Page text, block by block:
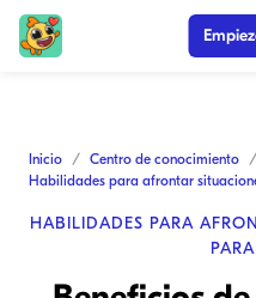
Inicio
Centro de conocimiento
Habilidades para afrontar
HABILIDADES PARA